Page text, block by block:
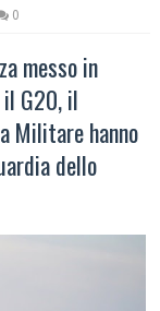
0
messo in
G20, il
Militare hanno
dello